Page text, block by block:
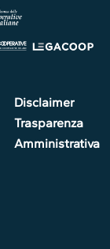
Disclaimer
Trasparenza
Amministrativa